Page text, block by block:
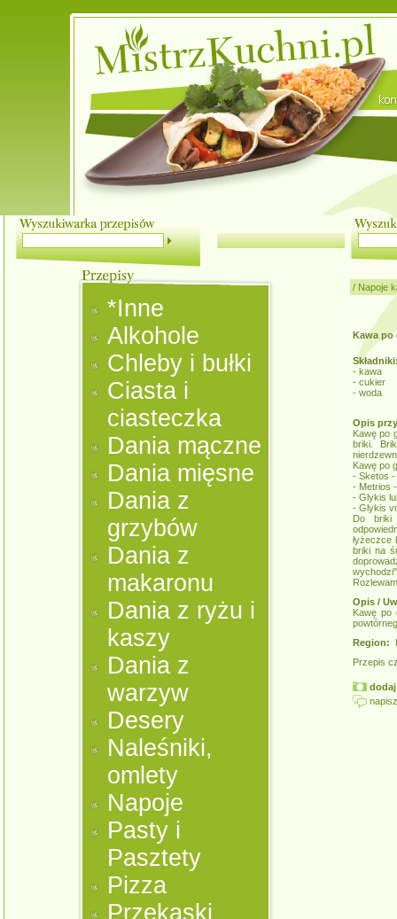
*Inne
Alkohole
Chleby i bułki
Ciasta i
ciasteczka
Dania mączne
Dania mięsne
Dania z
grzybów
Dania z
makaronu
Dania z ryżu i
kaszy
Dania z
warzyw
Desery
Naleśniki,
omlety
Napoje
Pasty i
Pasztety
Pizza
Przekąski
/ Napoje
Kawa po
- kawa
- cukier
- woda
Opis
Kawę po
briki.
Kawę po
- Sketos
- Metrios
- Glykis
- Glykis
Do briki
łyżeczce
briki na
Opis /
Kawę po
Region:
Przepis